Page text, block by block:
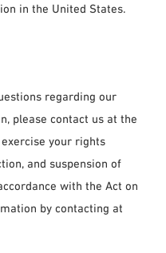
in the United States.
regarding our
please contact us at the
your rights
and suspension of
with the Act on
by contacting at